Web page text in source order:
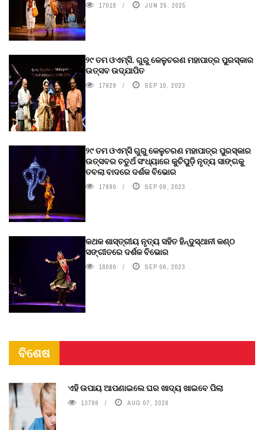
17018 JUN 25, 2025
୨୯ ତମ ଓଏମ୍‌ସି. ଗୁରୁ କେଳୁଚରଣ ମହାପାତ୍ର ପୁରସ୍କାର
ଉତ୍ସବ ଉଦ୍‍ଯାପିତ
17629 SEP 10, 2023
୨୯ ତମ ଓଏମ୍‌ସି ଗୁରୁ କେଳୁଚରଣ ମହାପାତ୍ର ପୁରସ୍କାର
ଉତ୍ସବର ଚତୁର୍ଥ ସଂଧ୍ୟାରେ କୁଚିପୁଡ଼ି ନୃତ୍ୟ ସାଙ୍ଗକୁ
ତବଲା ବାଦରେ ଦର୍ଶକ ବିଭୋର
17680 SEP 09, 2023
କଥକ ଶାସ୍ତ୍ରୀୟ ନୃତ୍ୟ ସହିତ ହିନ୍ଦୁସ୍ଥାନୀ କଣ୍ଠ
ସଙ୍ଗୀତରେ ଦର୍ଶକ ବିଭୋର
18080 SEP 06, 2023
ବିଶେଷ
ଏହି ଉପାୟ ଆପଣାଇଲେ ଘର ଖାଦ୍ୟ ଖାଇବେ ପିଲା
13799 AUG 07, 2026